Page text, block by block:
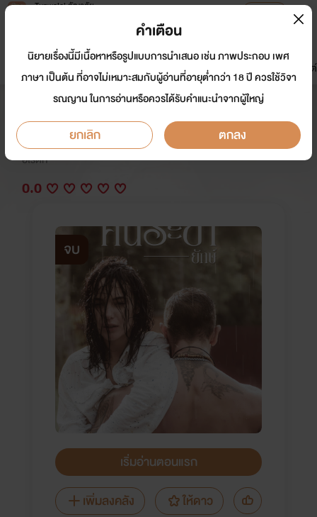
Tunwalai ธัญวลัย
หน้าแรก นิยาย อีบุ๊ก การ์ตูน
มาใหม่
ดรีมแชท ธัญลิสต์
คนระยำ
นักเขียน: ณิการ์
อีโรติก
0.0
จบ
เริ่มอ่านตอนแรก
เพิ่มลงคลัง
ให้ดาว
คำเตือน
นิยายเรื่องนี้มีเนื้อหาหรือรูปแบบการนำเสนอ เช่น ภาพประกอบ เพศ
ภาษา เป็นต้น ที่อาจไม่เหมาะสมกับผู้อ่านที่อายุต่ำกว่า 18 ปี ควรใช้วิจา
รณญาน ในการอ่านหรือควรได้รับคำแนะนำจากผู้ใหญ่
ยกเลิก ตกลง